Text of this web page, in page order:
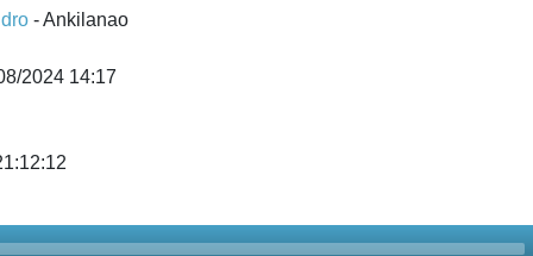
- Ankilanao
2024 14:17